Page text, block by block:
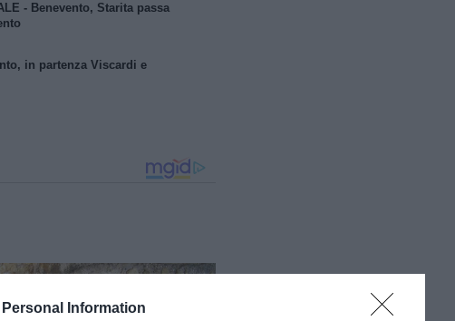
Information
- Benevento, Starita passa
in partenza Viscardi e